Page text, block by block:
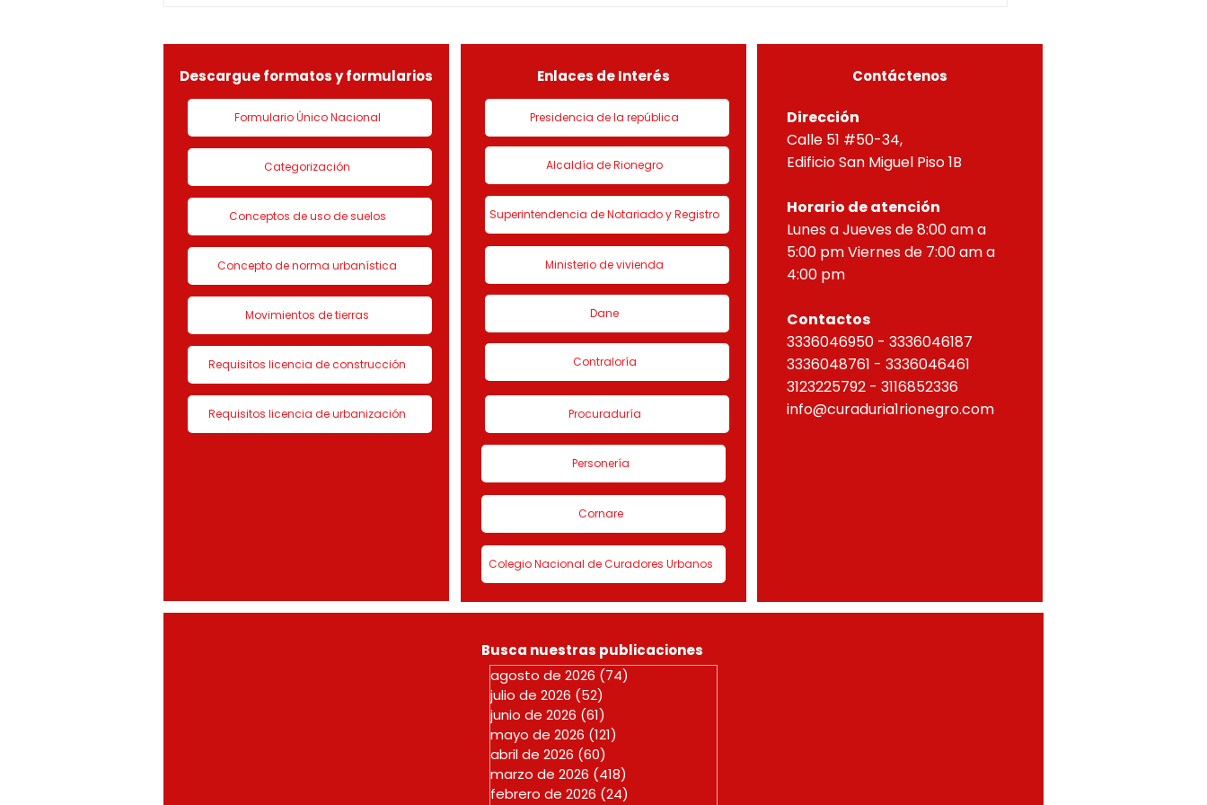
LICENCIA DE CON
de urbanización 1 denominado
HORIZONTAL, correspondien
Descargue formatos y formularios
Formulario Único Nacional
Categorización
Conceptos de uso de suelos
Concepto de norma urbanística
Movimientos de tierras
Requisitos licencia de construcción
Requisitos licencia de urbanización
Enlaces de Interés
Presidencia de la república
Alcaldía de Rionegro
Superintendencia de Notariado y Registro
Ministerio de vivienda
Dane
Contraloría
Procuraduría
Personería
Cornare
Colegio Nacional de Curadores Urbanos
Contáctenos
Dirección
Calle 51 #50-34,
Edificio San Miguel Piso 1B
Horario de atención
Lunes a Jueves de 8:00 am a
5:00 pm Viernes de 7:00 am a
4:00 pm
Contactos
3336046950 - 3336046187
3336048761 - 3336046461
3123225792 - 3116852336
info@curaduria1rionegro.com
Busca nuestras publicaciones
agosto de 2026 (74)
julio de 2026 (52)
junio de 2026 (61)
mayo de 2026 (121)
abril de 2026 (60)
marzo de 2026 (418)
febrero de 2026 (24)